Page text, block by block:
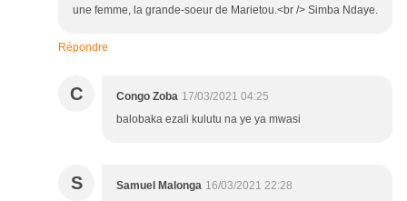
une femme, la grande-soeur de Marietou.<br /> Simba Ndaye.
Répondre
C Congo Zoba 17/03/2021 04:25
balobaka ezali kulutu na ye ya mwasi
S Samuel Malonga 16/03/2021 22:28